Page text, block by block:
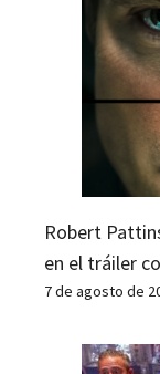
Robert
en el tráiler
7 de agosto de